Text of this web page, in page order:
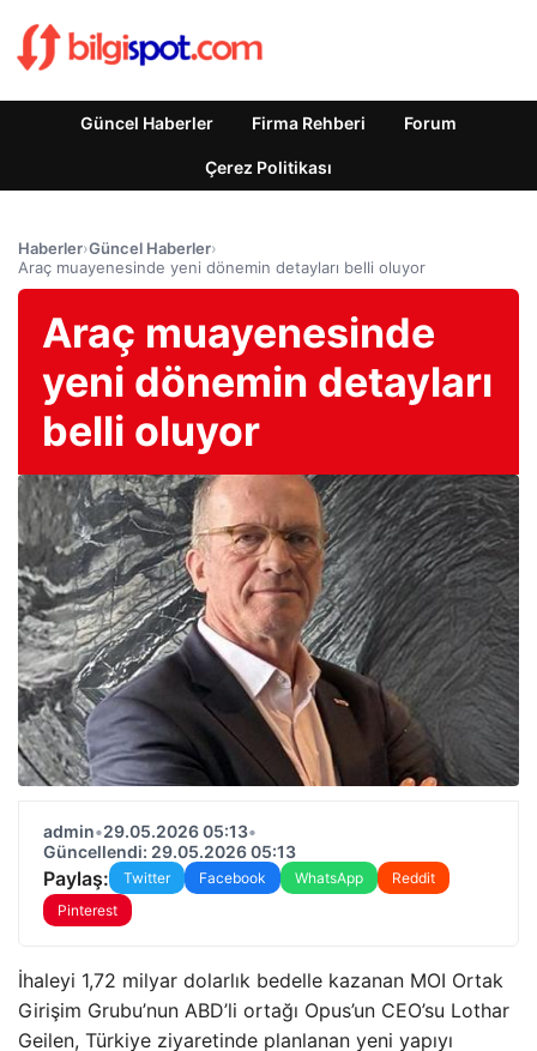
Güncel Haberler Firma Rehberi Forum
Çerez Politikası
Haberler›Güncel Haberler›
Araç muayenesinde yeni dönemin detayları belli oluyor
Araç muayenesinde
yeni dönemin detayları
belli oluyor
admin•29.05.2026 05:13•
Güncellendi: 29.05.2026 05:13
Paylaş: Twitter Facebook WhatsApp
Reddit
Pinterest
İhaleyi 1,72 milyar dolarlık bedelle kazanan MOI Ortak
Girişim Grubu’nun ABD’li ortağı Opus’un CEO’su Lothar
Geilen, Türkiye ziyaretinde planlanan yeni yapıyı